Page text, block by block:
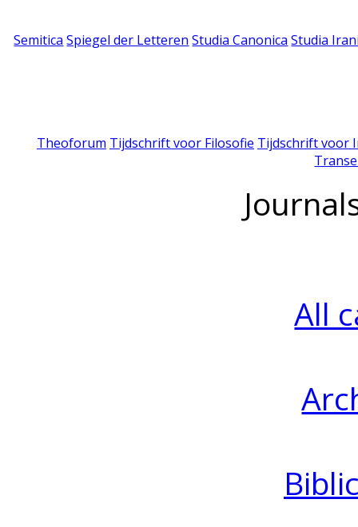
Semitica Spiegel der Letteren Studia Canonica Studia
Theoforum Tijdschrift voor Filosofie Tijdschrift voor
All